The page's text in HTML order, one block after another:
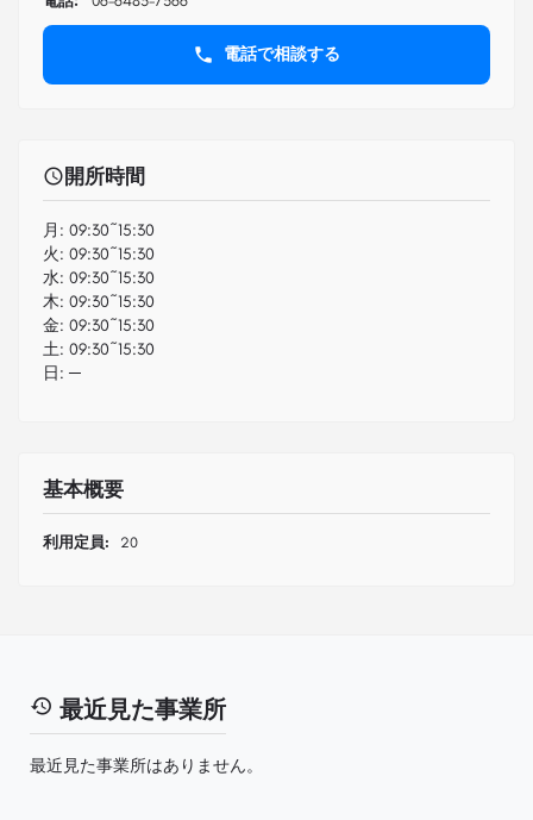
電話で相談する
開所時間
月: 09:30~15:30
火: 09:30~15:30
水: 09:30~15:30
木: 09:30~15:30
金: 09:30~15:30
土: 09:30~15:30
日: ─
基本概要
利用定員: 20
最近見た事業所
最近見た事業所はありません。